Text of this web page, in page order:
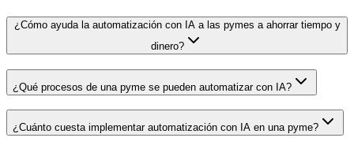
¿Cómo ayuda la automatización con IA a las pymes a ahorrar tiempo y
dinero?
¿Qué procesos de una pyme se pueden automatizar con IA?
¿Cuánto cuesta implementar automatización con IA en una pyme?